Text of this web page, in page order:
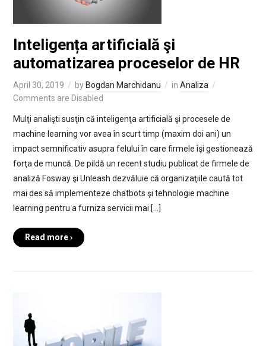
Inteligența artificială şi
automatizarea proceselor de HR
April 30, 2019 by Bogdan Marchidanu in Analiza
Comments are Disabled
Mulţi analişti susţin că inteligenţa artificială şi procesele de
machine learning vor avea în scurt timp (maxim doi ani) un
impact semnificativ asupra felului în care firmele îşi gestionează
forţa de muncă. De pildă un recent studiu publicat de firmele de
analiză Fosway şi Unleash dezvăluie că organizaţiile caută tot
mai des să implementeze chatbots şi tehnologie machine
learning pentru a furniza servicii mai […]
Read more ›